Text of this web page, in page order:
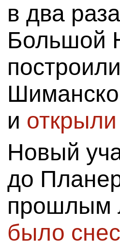
в два
Большой
и
Новый
до
прошлым
было